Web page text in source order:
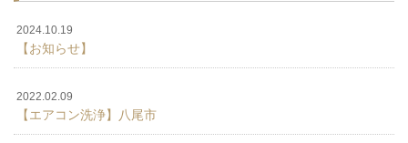
2024.10.19
【お知らせ】
2022.02.09
【エアコン洗浄】八尾市